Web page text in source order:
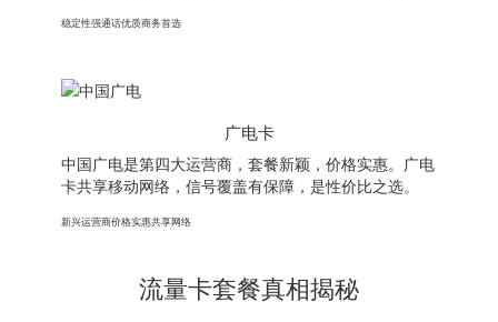
稳定性强通话优质商务首选
广电卡
中国广电是第四大运营商，套餐新颖，价格实惠。广电
卡共享移动网络，信号覆盖有保障，是性价比之选。
新兴运营商价格实惠共享网络
流量卡套餐真相揭秘